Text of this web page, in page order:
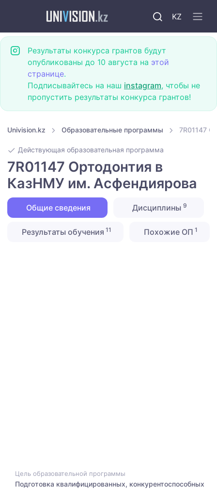
KZ
Результаты конкурса грантов будут
опубликованы до 10 августа на этой
странице.
Подписывайтесь на наш instagram, чтобы не
пропустить результаты конкурса грантов!
Univision.kz Образовательные программы 7R01147
Действующая образовательная программа
7R01147 Ортодонтия в
КазНМУ им. Асфендиярова
Общие сведения Дисциплины 9
Результаты обучения 11 Похожие ОП 1
Цель образовательной программы
Подготовка квалифицированных, конкурентоспособных